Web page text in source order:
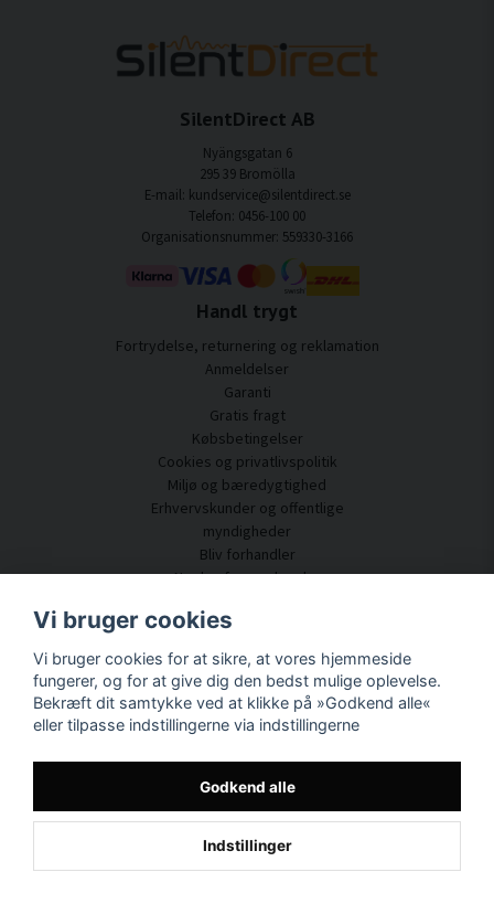
SilentDirect AB
Nyängsgatan 6
295 39 Bromölla
E-mail: kundservice@silentdirect.se
Telefon: 0456-100 00
Organisationsnummer: 559330-3166
Handl trygt
Fortrydelse, returnering og reklamation
Anmeldelser
Garanti
Gratis fragt
Købsbetingelser
Cookies og privatlivspolitik
Miljø og bæredygtighed
Erhvervskunder og offentlige
myndigheder
Bliv forhandler
Nogle af vores kunder
Kundeservice
Akustisk rådgivning
Montering og installation
Spørgsmål og svar
Videnportal
Spor din pakke her
Vi bruger cookies
Vi bruger cookies for at sikre, at vores hjemmeside
fungerer, og for at give dig den bedst mulige oplevelse.
Bekræft dit samtykke ved at klikke på »Godkend alle«
eller tilpasse indstillingerne via indstillingerne
Godkend alle
Indstillinger